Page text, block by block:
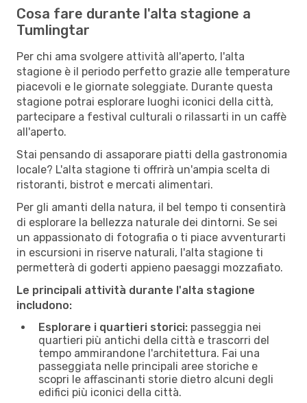
Cosa fare durante l'alta stagione a
Tumlingtar
Per chi ama svolgere attività all'aperto, l'alta
stagione è il periodo perfetto grazie alle temperature
piacevoli e le giornate soleggiate. Durante questa
stagione potrai esplorare luoghi iconici della città,
partecipare a festival culturali o rilassarti in un caffè
all'aperto.
Stai pensando di assaporare piatti della gastronomia
locale? L'alta stagione ti offrirà un'ampia scelta di
ristoranti, bistrot e mercati alimentari.
Per gli amanti della natura, il bel tempo ti consentirà
di esplorare la bellezza naturale dei dintorni. Se sei
un appassionato di fotografia o ti piace avventurarti
in escursioni in riserve naturali, l'alta stagione ti
permetterà di goderti appieno paesaggi mozzafiato.
Le principali attività durante l'alta stagione
includono:
Esplorare i quartieri storici: passeggia nei
quartieri più antichi della città e trascorri del
tempo ammirandone l'architettura. Fai una
passeggiata nelle principali aree storiche e
scopri le affascinanti storie dietro alcuni degli
edifici più iconici della città.